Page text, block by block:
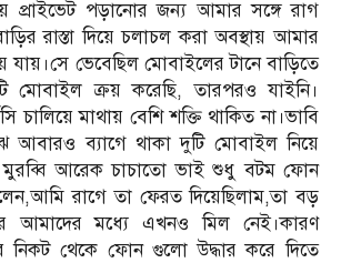
প্রাইভেট পড়ানোর জন্য আমার সঙ্গে রাগ
রাস্তা দিয়ে চলাচল করা অবস্থায় আমার
ভেবেছিল মোবাইলের টানে বাড়িতে
মোবাইল ক্রয় করেছি, তারপরও যাইনি।
চালিয়ে মাথায় বেশি শক্তি থাকিত না।ভাবি
আবারও ব্যাগে থাকা দুটি মোবাইল নিয়ে
মুরব্বি আরেক চাচাতো ভাই শুধু বটম ফোন
রাগে তা ফেরত দিয়েছিলাম,তা বড়
আমাদের মধ্যে এখনও মিল নেই।কারণ
নিকট থেকে ফোন গুলো উদ্ধার করে দিতে